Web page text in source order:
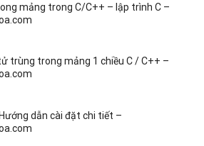
mảng trong C/C++ – lập trình C –
trùng trong mảng 1 chiều C / C++ –
dẫn cài đặt chi tiết –